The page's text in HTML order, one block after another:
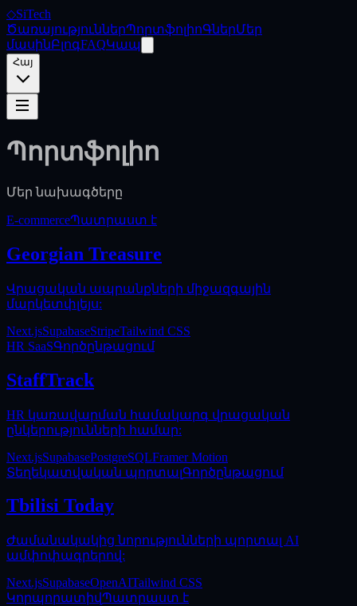
◇SiTech
ԾառայություններՊորտֆոլիոԳներՄեր
մասինԲլոգFAQԿապ
Հայ
Պորտֆոլիո
Մեր նախագծերը
E-commerceՊատրաստ է
Georgian Treasure
Վրացական ապրանքների միջազգային
մարկետփլեյս:
Next.jsSupabaseStripeTailwind CSS
HR SaaSԳործընթացում
StaffTrack
HR կառավարման համակարգ վրացական
ընկերությունների համար:
Next.jsSupabasePostgreSQLFramer Motion
Տեղեկատվական պորտալԳործընթացում
Tbilisi Today
Ժամանակակից նորությունների պորտալ AI
ամփոփագրերով:
Next.jsSupabaseOpenAITailwind CSS
ԿորպորատիվՊատրաստ է